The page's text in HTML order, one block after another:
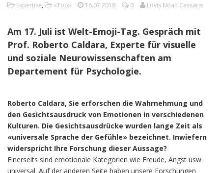
Expertise, «Top» 16.07.2018 0 Lovis Noah Cassaris
Am 17. Juli ist Welt-Emoji-Tag. Gespräch mit
Prof. Roberto Caldara, Experte für visuelle
und soziale Neurowissenschaften am
Departement für Psychologie.
Roberto Caldara, Sie erforschen die Wahrnehmung und
den Gesichtsausdruck von Emotionen in verschiedenen
Kulturen. Die Gesichtsausdrücke wurden lange Zeit als
«universale Sprache der Gefühle» bezeichnet. Inwiefern
widerspricht Ihre Forschung dieser Aussage?
Einerseits sind emotionale Kategorien wie Freude, Angst usw.
universal. Auf der anderen Seite haben unsere Forschungen